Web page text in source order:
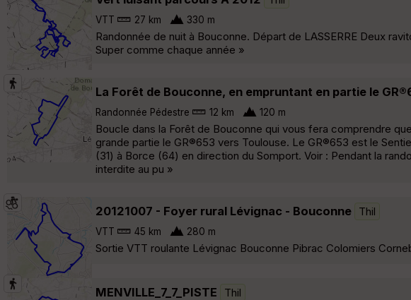
VTT 27 km 330 m
Randonnée de nuit à Bouconne. Départ de LASSERRE Deux
Super comme chaque année »
La Forêt de Bouconne, en empruntant en partie le
Randonnée Pédestre 12 km 120 m
Boucle dans la Forêt de Bouconne qui vous fera comprendre
grande partie le GR®653 vers Toulouse. Le GR®653 est le
(31) à Borce (64) en direction du Somport. Voir : Pendant la
interdite au pu »
20121007 - Foyer rural Lévignac - Bouconne Thil
VTT 45 km 280 m
Sortie VTT roulante Lévignac Bouconne Pibrac Colomiers
MENVILLE_7_7_PISTE Thil